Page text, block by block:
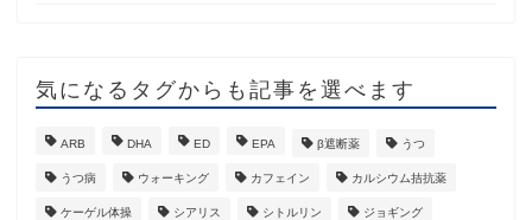
気になるタグからも記事を選べます
ARB DHA ED EPA β遮断薬 うつ
うつ病 ウォーキング カフェイン カルシウム拮抗薬
ケーゲル体操 シアリス シトルリン ジョギング